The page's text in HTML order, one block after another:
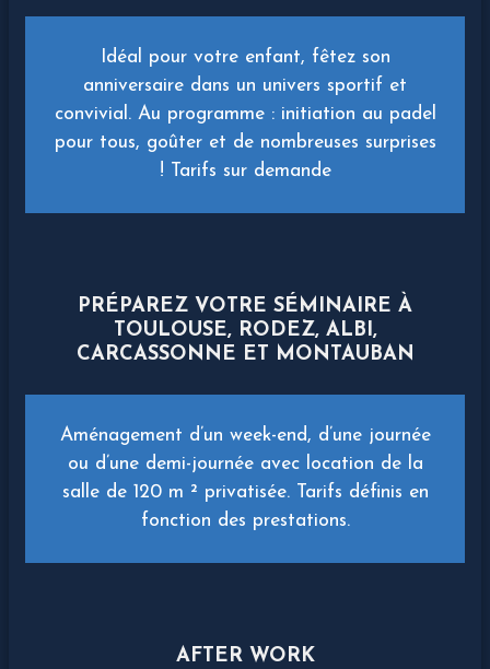
Idéal pour votre enfant, fêtez son
anniversaire dans un univers sportif et
convivial. Au programme : initiation au padel
pour tous, goûter et de nombreuses surprises
! Tarifs sur demande
PRÉPAREZ VOTRE SÉMINAIRE À
TOULOUSE, RODEZ, ALBI,
CARCASSONNE ET MONTAUBAN
Aménagement d’un week-end, d’une journée
ou d’une demi-journée avec location de la
salle de 120 m ² privatisée. Tarifs définis en
fonction des prestations.
AFTER WORK